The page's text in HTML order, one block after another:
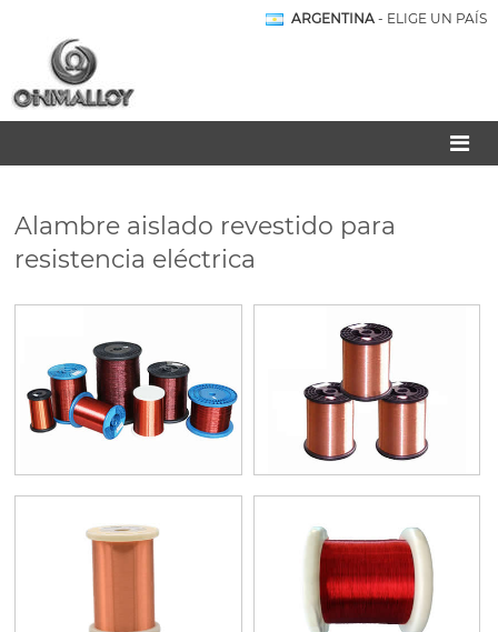
ARGENTINA - ELIGE UN PAÍS
Alambre aislado revestido para
resistencia eléctrica